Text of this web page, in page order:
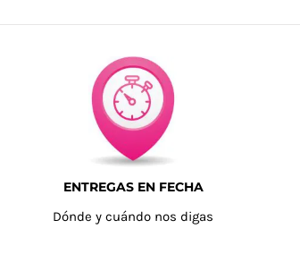
ENTREGAS EN FECHA
Dónde y cuándo nos digas